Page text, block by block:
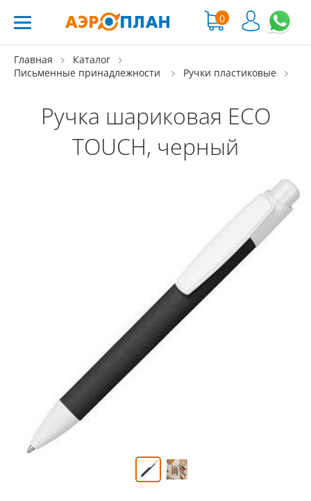
0
Главная
Каталог
Письменные принадлежности
Ручки пластиковые
Ручка шариковая ECO
TOUCH, черный